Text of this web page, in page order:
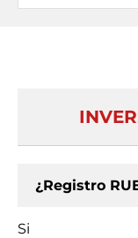
¿Registro
Si